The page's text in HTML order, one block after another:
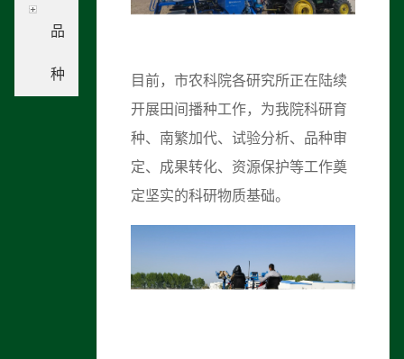
品
种
目前，市农科院各研究所正在陆续
开展田间播种工作，为我院科研育
种、南繁加代、试验分析、品种审
定、成果转化、资源保护等工作奠
定坚实的科研物质基础。